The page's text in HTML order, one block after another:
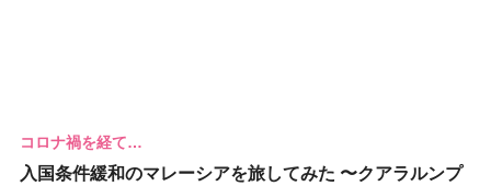
コロナ禍を経て…
入国条件緩和のマレーシアを旅してみた 〜クアラルンプ